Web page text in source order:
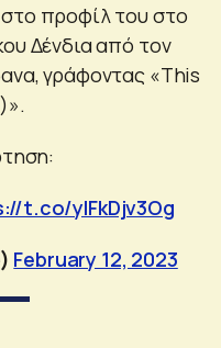
προφίλ του στο
Δένδια από τον
γράφοντας «This
t.co/ylFkDjv3Og
February 12, 2023